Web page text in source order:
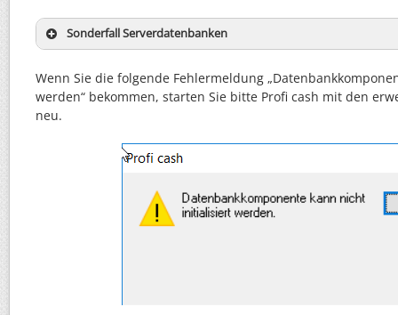
Sonderfall Serverdatenbanken
Wenn Sie die folgende Fehlermeldung
werden“ bekommen, starten Sie bitte Profi cash mit den
neu.